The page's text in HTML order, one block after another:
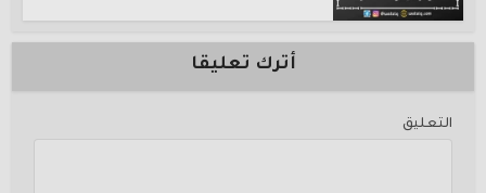
أترك تعليقا
التعليق